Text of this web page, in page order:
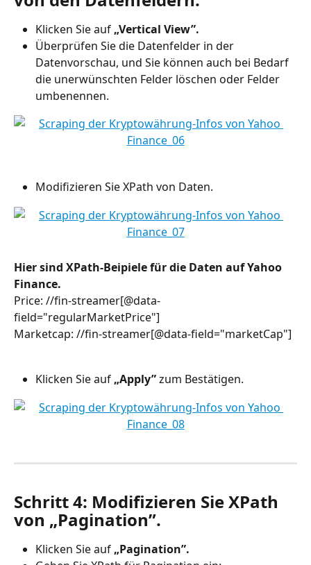
Klicken Sie auf „Vertical View”.
Überprüfen Sie die Datenfelder in der
Datenvorschau, und Sie können auch bei Bedarf
die unerwünschten Felder löschen oder Felder
umbenennen.
Modifizieren Sie XPath von Daten.
Hier sind XPath-Beipiele für die Daten auf Yahoo
Finance.
Price: //fin-streamer[@data-
field="regularMarketPrice"]
Marketcap: //fin-streamer[@data-field="marketCap"]
Klicken Sie auf „Apply” zum Bestätigen.
Schritt 4: Modifizieren Sie XPath
von „Pagination”.
Klicken Sie auf „Pagination”.